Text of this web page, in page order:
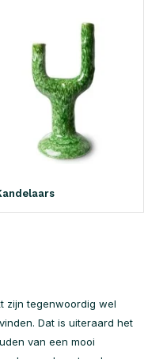
zijn tegenwoordig wel
Dat is uiteraard het
van een mooi